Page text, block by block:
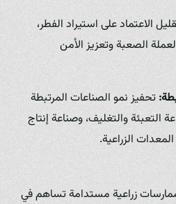
الاعتماد على استيراد الفطر،
الصعبة وتعزيز الأمن
تحفيز نمو الصناعات المرتبطة
التعبئة والتغليف، وصناعة إنتاج
الزراعية.
زراعية مستدامة تساهم في